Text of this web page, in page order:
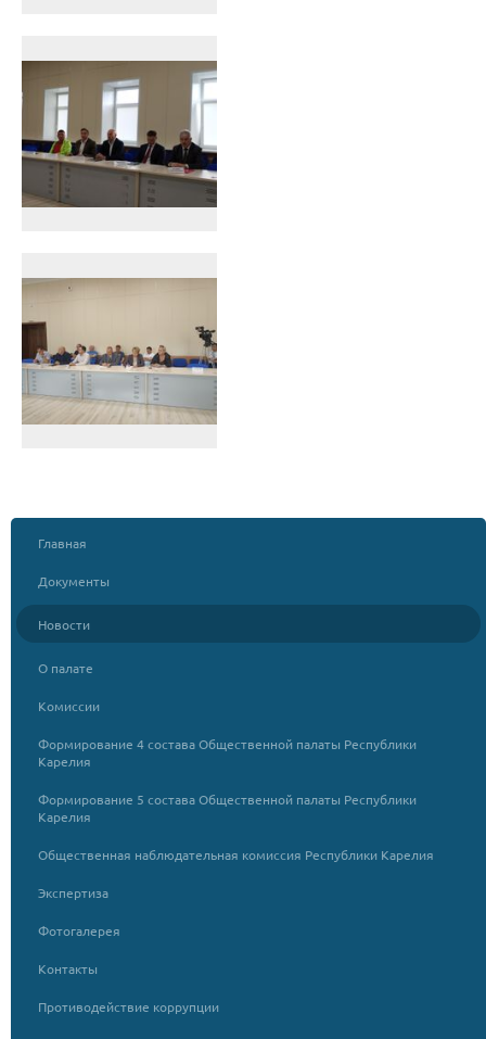
Главная
Документы
Новости
О палате
Комиссии
Формирование 4 состава Общественной палаты Республики
Карелия
Формирование 5 состава Общественной палаты Республики
Карелия
Общественная наблюдательная комиссия Республики Карелия
Экспертиза
Фотогалерея
Контакты
Противодействие коррупции